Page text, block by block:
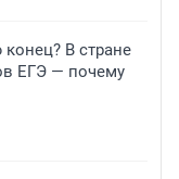
В стране
ЕГЭ — почему